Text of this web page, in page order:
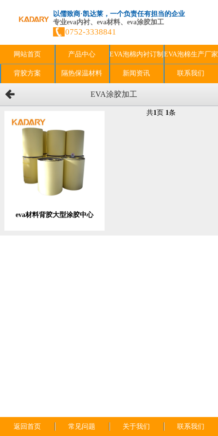
以儒致商·凯达莱，一个负责任有担当的企业
专业eva内衬、eva材料、eva涂胶加工
0752-3338841
网站首页 产品中心 EVA泡棉内衬订制 EVA泡棉生产厂家
背胶方案 隔热保温材料 新闻资讯 联系我们
EVA涂胶加工
eva材料背胶大型涂胶中心
共1页 1条
返回首页 常见问题 关于我们 联系我们